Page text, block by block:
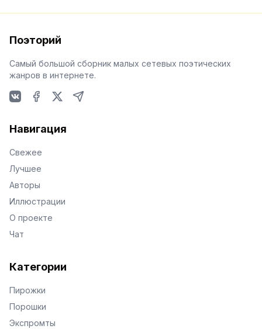
Поэторий
Самый большой сборник малых сетевых поэтических
жанров в интернете.
Навигация
Свежее
Лучшее
Авторы
Иллюстрации
О проекте
Чат
Категории
Пирожки
Порошки
Экспромты